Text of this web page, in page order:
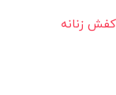
کفش زنانه